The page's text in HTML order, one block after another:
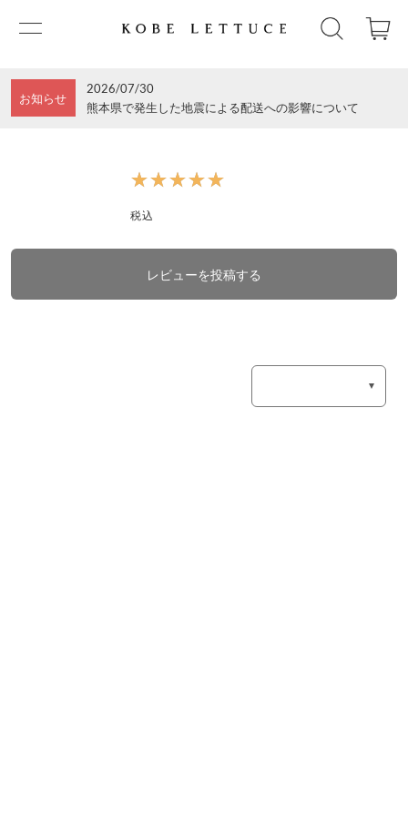
お知らせ
2026/07/30
熊本県で発生した地震による配送への影響について
★★★★★
★★★★★
税込
レビューを投稿する